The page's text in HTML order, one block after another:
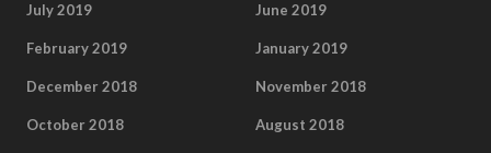
July 2019 June 2019
February 2019 January 2019
December 2018 November 2018
October 2018 August 2018